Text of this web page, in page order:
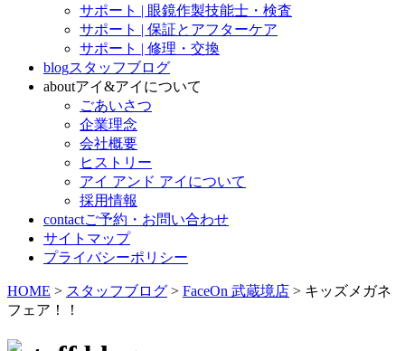
サポート | 眼鏡作製技能士・検査
サポート | 保証とアフターケア
サポート | 修理・交換
blogスタッフブログ
aboutアイ&アイについて
ごあいさつ
企業理念
会社概要
ヒストリー
アイ アンド アイについて
採用情報
contactご予約・お問い合わせ
サイトマップ
プライバシーポリシー
HOME > スタッフブログ > FaceOn 武蔵境店 > キッズメガネ
フェア！！